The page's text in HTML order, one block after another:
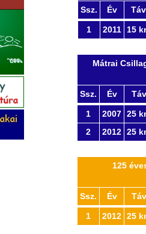
Ssz. Év Táv
1 2011 15
Mátrai
Ssz. Év Táv
1 2007 25
2
2012 25
125
Ssz. Év Táv
1 2012 25